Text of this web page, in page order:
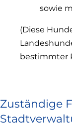
sowie
(Diese
bestimmter
Zuständige